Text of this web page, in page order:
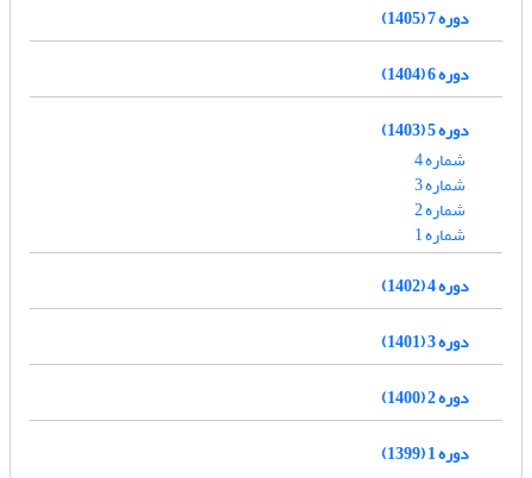
دوره 7 (1405)
دوره 6 (1404)
دوره 5 (1403)
شماره 4
شماره 3
شماره 2
شماره 1
دوره 4 (1402)
دوره 3 (1401)
دوره 2 (1400)
دوره 1 (1399)